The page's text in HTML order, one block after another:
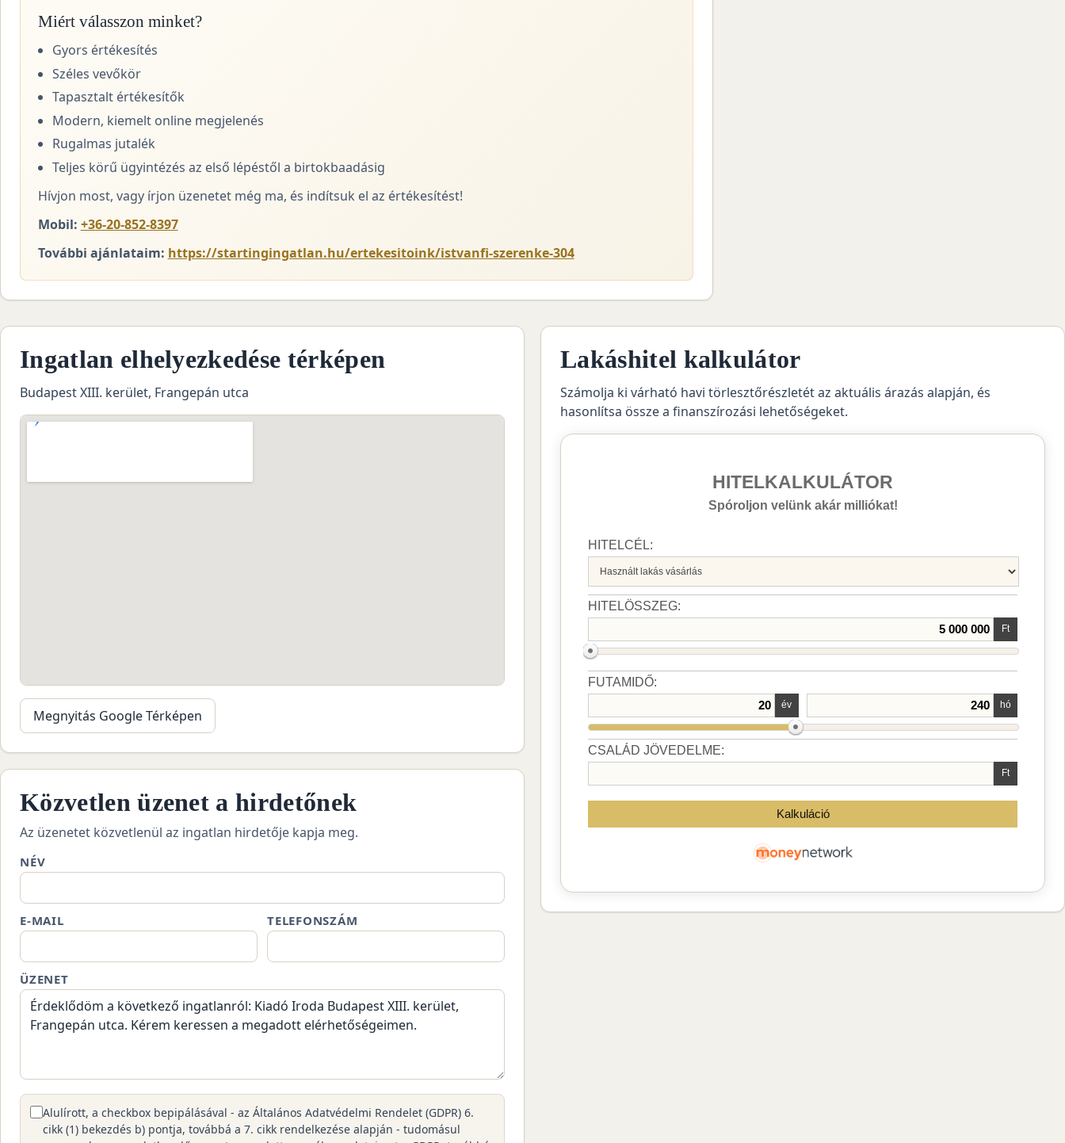
Miért válasszon minket?
Gyors értékesítés
Széles vevőkör
Tapasztalt értékesítők
Modern, kiemelt online megjelenés
Rugalmas jutalék
Teljes körű ügyintézés az első lépéstől a birtokbaadásig
Hívjon most, vagy írjon üzenetet még ma, és indítsuk el az értékesítést!
Mobil: +36-20-852-8397
További ajánlataim: https://startingingatlan.hu/ertekesitoink/istvanfi-szerenke-304
Ingatlan elhelyezkedése térképen
Budapest XIII. kerület, Frangepán utca
Megnyitás Google Térképen
Közvetlen üzenet a hirdetőnek
Az üzenetet közvetlenül az ingatlan hirdetője kapja meg.
NÉV
E-MAIL TELEFONSZÁM
ÜZENET
Alulírott, a checkbox bepipálásával - az Általános Adatvédelmi Rendelet (GDPR) 6.
cikk (1) bekezdés b) pontja, továbbá a 7. cikk rendelkezése alapján - tudomásul
Lakáshitel kalkulátor
Számolja ki várható havi törlesztőrészletét az aktuális árazás alapján, és
hasonlítsa össze a finanszírozási lehetőségeket.